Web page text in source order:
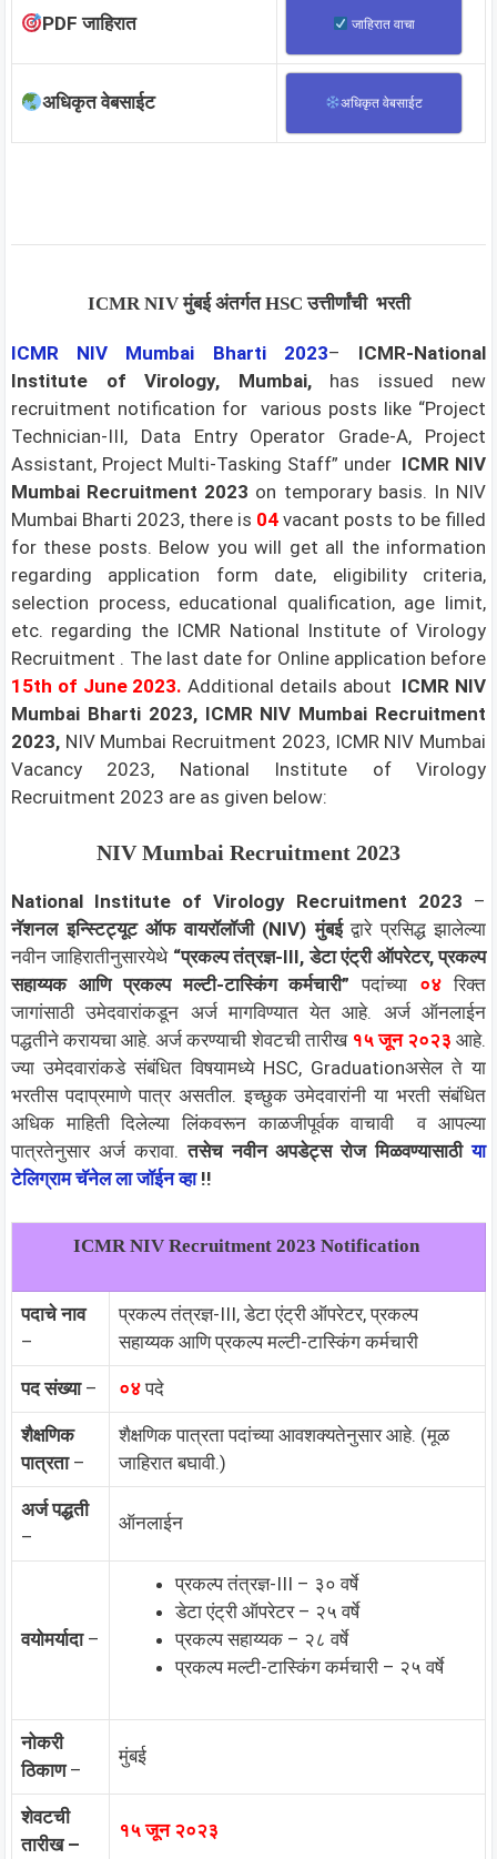
PDF जाहिरात जाहिरात वाचा
अधिकृत वेबसाईट अधिकृत वेबसाईट
ICMR NIV मुंबई अंतर्गत HSC उत्तीर्णांची भरती
ICMR NIV Mumbai Bharti 2023– ICMR-National
Institute of Virology, Mumbai, has issued new
recruitment notification for various posts like “Project
Technician-III, Data Entry Operator Grade-A, Project
Assistant, Project Multi-Tasking Staff” under ICMR NIV
Mumbai Recruitment 2023 on temporary basis. In NIV
Mumbai Bharti 2023, there is 04 vacant posts to be filled
for these posts. Below you will get all the information
regarding application form date, eligibility criteria,
selection process, educational qualification, age limit,
etc. regarding the ICMR National Institute of Virology
Recruitment . The last date for Online application before
15th of June 2023. Additional details about ICMR NIV
Mumbai Bharti 2023, ICMR NIV Mumbai Recruitment
2023, NIV Mumbai Recruitment 2023, ICMR NIV Mumbai
Vacancy 2023, National Institute of Virology
Recruitment 2023 are as given below:
NIV Mumbai Recruitment 2023
National Institute of Virology Recruitment 2023 –
नॅशनल इन्स्टिट्यूट ऑफ वायरॉलॉजी (NIV) मुंबईद्वारे प्रसिद्ध झालेल्या
नवीन जाहिरातीनुसारयेथे “प्रकल्प तंत्रज्ञ-III, डेटा एंट्री ऑपरेटर, प्रकल्प
सहाय्यक आणि प्रकल्प मल्टी-टास्किंग कर्मचारी” पदांच्या ०४ रिक्त
जागांसाठी उमेदवारांकडून अर्ज मागविण्यात येत आहे. अर्ज ऑनलाईन
पद्धतीने करायचा आहे. अर्ज करण्याची शेवटची तारीख १५ जून २०२३ आहे.
ज्या उमेदवारांकडे संबंधित विषयामध्ये HSC, Graduationअसेल ते या
भरतीस पदाप्रमाणे पात्र असतील. इच्छुक उमेदवारांनी या भरती संबंधित
अधिक माहिती दिलेल्या लिंकवरून काळजीपूर्वक वाचावी व आपल्या
पात्रतेनुसार अर्ज करावा.तसेच नवीन अपडेट्स रोज मिळवण्यासाठीया
टेलिग्राम चॅनेल ला जॉईन व्हा!!
ICMR NIV Recruitment 2023 Notification
पदाचे नाव
–
प्रकल्प तंत्रज्ञ-III, डेटा एंट्री ऑपरेटर, प्रकल्प
सहाय्यक आणि प्रकल्प मल्टी-टास्किंग कर्मचारी
पद संख्या– ०४पदे
शैक्षणिक
पात्रता–
शैक्षणिक पात्रता पदांच्या आवशक्यतेनुसार आहे. (मूळ
जाहिरात बघावी.)
अर्ज पद्धती
–
ऑनलाईन
वयोमर्यादा–
प्रकल्प तंत्रज्ञ-III – ३० वर्षे
डेटा एंट्री ऑपरेटर – २५ वर्षे
प्रकल्प सहाय्यक – २८ वर्षे
प्रकल्प मल्टी-टास्किंग कर्मचारी – २५ वर्षे
नोकरी
ठिकाण–
मुंबई
शेवटची
तारीख –
१५ जून २०२३